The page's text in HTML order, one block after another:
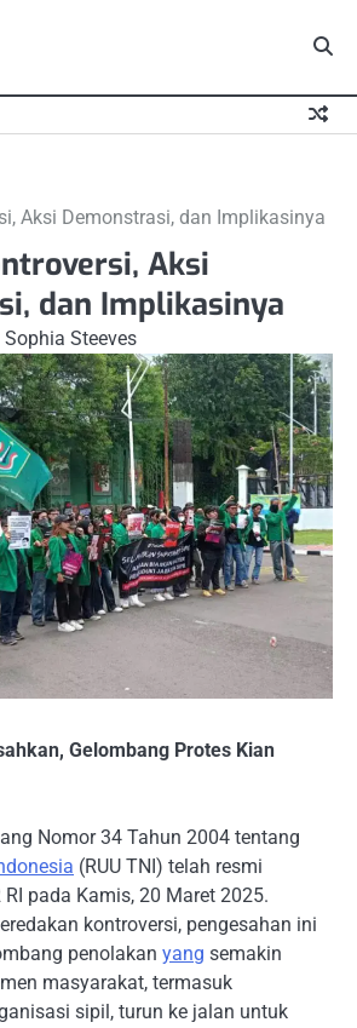
Aksi Demonstrasi, dan Implikasinya
Aksi
dan Implikasinya
Sophia Steeves
Gelombang Protes Kian
Nomor 34 Tahun 2004 tentang
(RUU TNI) telah resmi
pada Kamis, 20 Maret 2025.
kontroversi, pengesahan ini
penolakan yang semakin
masyarakat, termasuk
sipil, turun ke jalan untuk